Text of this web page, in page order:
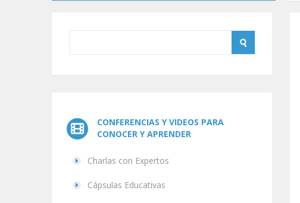
CONFERENCIAS Y VIDEOS PARA
CONOCER Y APRENDER
Charlas con Expertos
Cápsulas Educativas